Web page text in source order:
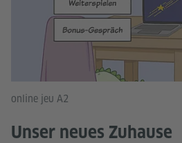
online jeu A2
Unser neues Zuhause